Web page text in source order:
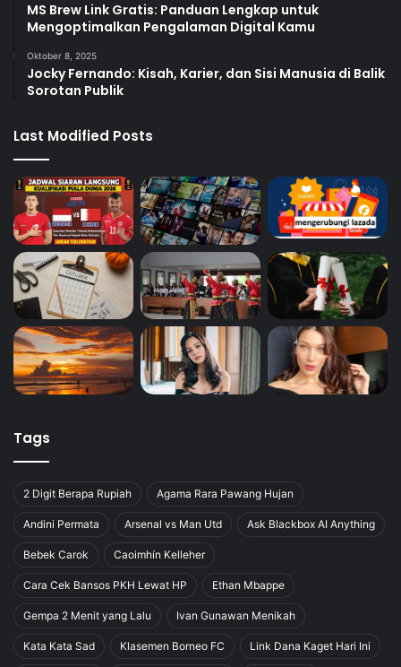
MS Brew Link Gratis: Panduan Lengkap untuk
Mengoptimalkan Pengalaman Digital Kamu
Oktober 8, 2025
Jocky Fernando: Kisah, Karier, dan Sisi Manusia di Balik
Sorotan Publik
Last Modified Posts
Tags
2 Digit Berapa Rupiah Agama Rara Pawang Hujan
Andini Permata Arsenal vs Man Utd Ask Blackbox AI Anything
Bebek Carok Caoimhín Kelleher
Cara Cek Bansos PKH Lewat HP Ethan Mbappe
Gempa 2 Menit yang Lalu Ivan Gunawan Menikah
Kata Kata Sad Klasemen Borneo FC Link Dana Kaget Hari Ini